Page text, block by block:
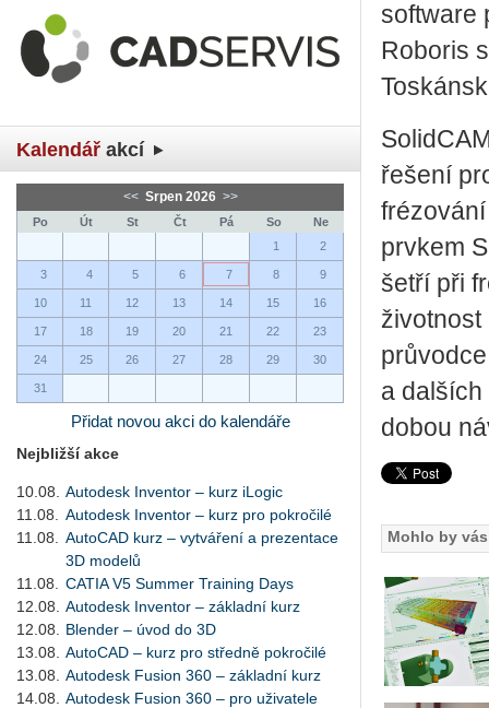
Kalendář akcí
<< Srpen 2026 >>
Po Út St Čt Pá So
Ne
1
2
3 4 5 6 7 8 9
10 11 12 13 14 15 16
17 18 19 20 21 22 23
24 25 26 27 28 29 30
31
Přidat novou akci do kalendáře
Nejbližší akce
10.08.
Autodesk Inventor – kurz iLogic
11.08.
Autodesk Inventor – kurz pro pokročilé
11.08.
AutoCAD kurz – vytváření a prezentace
3D modelů
11.08.
CATIA V5 Summer Training Days
12.08.
Autodesk Inventor – základní kurz
12.08.
Blender – úvod do 3D
13.08.
AutoCAD – kurz pro středně pokročilé
13.08.
Autodesk Fusion 360 – základní kurz
14.08.
Autodesk Fusion 360 – pro uživatele
software
Roboris
řešení
prvkem
šetří při
životnost
a dalších
dobou
Mohlo by